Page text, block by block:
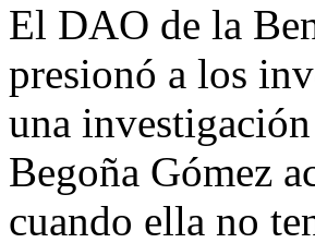
El DAO de la
presionó a los
una
Begoña Gómez
cuando ella no